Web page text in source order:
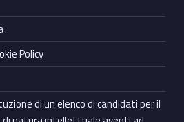
Policy
di un elenco di candidati per il